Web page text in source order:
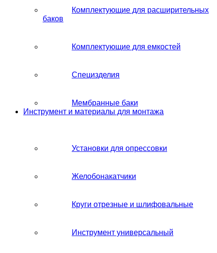
Комплектующие для расширительных
баков
Комплектующие для емкостей
Специзделия
Мембранные баки
Инструмент и материалы для монтажа
Установки для опрессовки
Желобонакатчики
Круги отрезные и шлифовальные
Инструмент универсальный